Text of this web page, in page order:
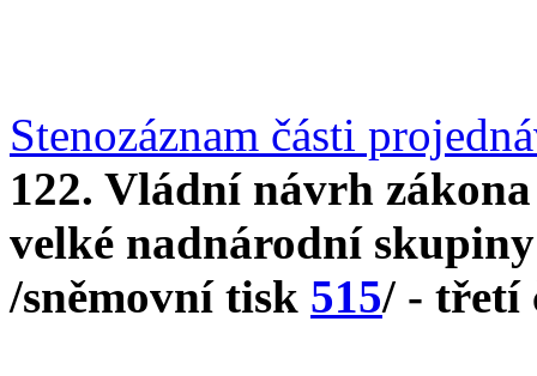
Stenozáznam části
122. Vládní návrh
velké nadnárodní
/sněmovní tisk 515/ - třetí